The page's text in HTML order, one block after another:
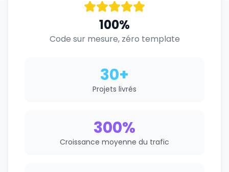
100%
Code sur mesure, zéro template
30+
Projets livrés
300%
Croissance moyenne du trafic